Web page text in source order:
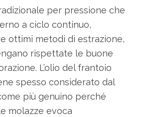
per pressione che
a ciclo continuo,
ottimi metodi di estrazione,
rispettate le buone
L’olio del frantoio
spesso considerato dal
più genuino perché
molazze evoca